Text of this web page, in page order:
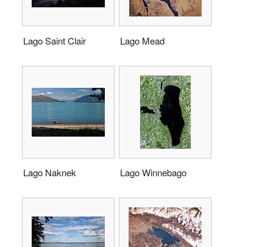
Lago Saint Clair Lago Mead
Lago Naknek Lago Winnebago